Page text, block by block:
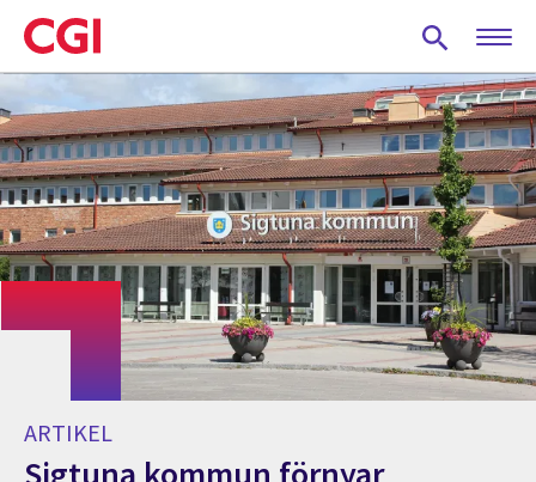
Skip
to
main
content
ARTIKEL
Sigtuna kommun förnyar